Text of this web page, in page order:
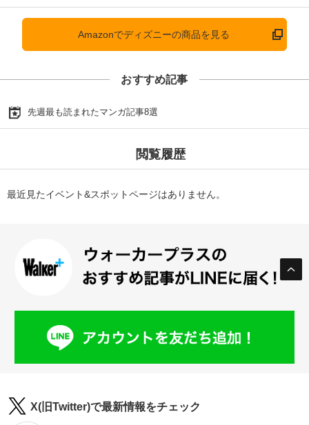
Amazonでディズニーの商品を見る
おすすめ記事
先週最も読まれたマンガ記事8選
閲覧履歴
最近見たイベント&スポットページはありません。
X(旧Twitter)で最新情報をチェック